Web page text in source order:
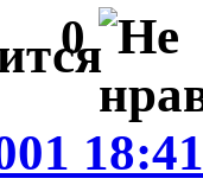
0
18:41